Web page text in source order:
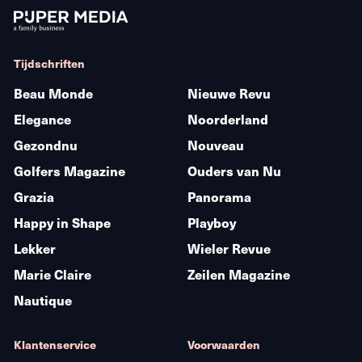
Tijdschriften
Beau Monde
Elegance
Gezondnu
Golfers Magazine
Grazia
Happy in Shape
Lekker
Marie Claire
Nautique
Nieuwe Revu
Noorderland
Nouveau
Ouders van Nu
Panorama
Playboy
Wieler Revue
Zeilen Magazine
Klantenservice Voorwaarden